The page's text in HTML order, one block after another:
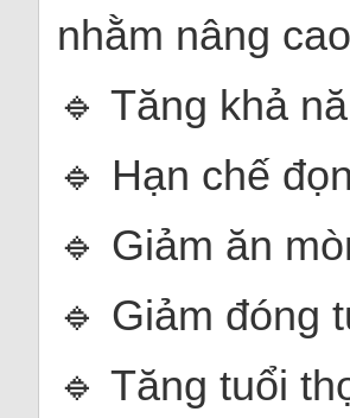
nhằm nâng
🔹 Tăng khả
🔹 Hạn chế
🔹 Giảm ăn
🔹 Giảm đóng
🔹 Tăng tuổi